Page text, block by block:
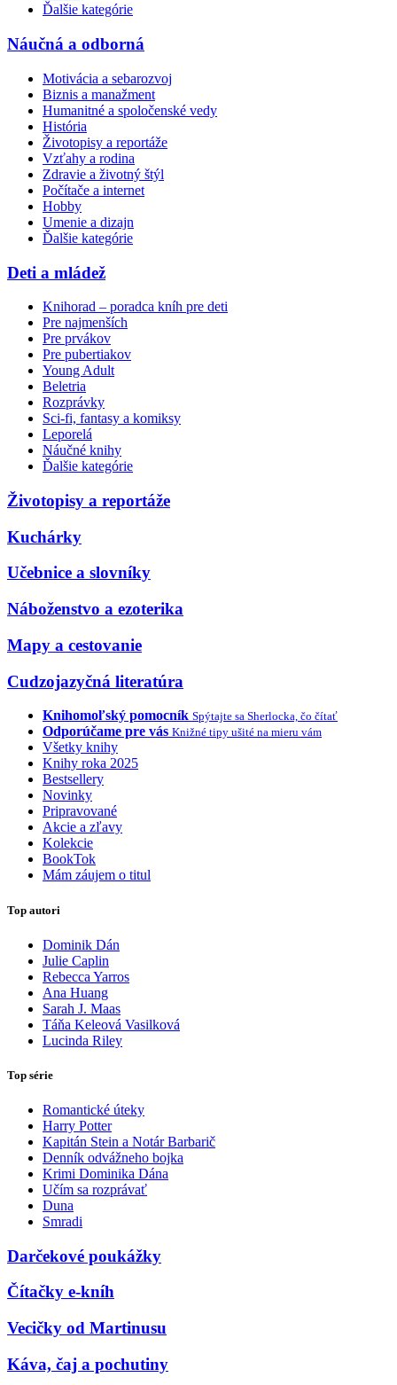
Ďalšie kategórie
Náučná a odborná
Motivácia a sebarozvoj
Biznis a manažment
Humanitné a spoločenské vedy
História
Životopisy a reportáže
Vzťahy a rodina
Zdravie a životný štýl
Počítače a internet
Hobby
Umenie a dizajn
Ďalšie kategórie
Deti a mládež
Knihorad – poradca kníh pre deti
Pre najmenších
Pre prvákov
Pre pubertiakov
Young Adult
Beletria
Rozprávky
Sci-fi, fantasy a komiksy
Leporelá
Náučné knihy
Ďalšie kategórie
Životopisy a reportáže
Kuchárky
Učebnice a slovníky
Náboženstvo a ezoterika
Mapy a cestovanie
Cudzojazyčná literatúra
Knihomoľský pomocník Spýtajte sa Sherlocka, čo čítať
Odporúčame pre vás Knižné tipy ušité na mieru vám
Všetky knihy
Knihy roka 2025
Bestsellery
Novinky
Pripravované
Akcie a zľavy
Kolekcie
BookTok
Mám záujem o titul
Top autori
Dominik Dán
Julie Caplin
Rebecca Yarros
Ana Huang
Sarah J. Maas
Táňa Keleová Vasilková
Lucinda Riley
Top série
Romantické úteky
Harry Potter
Kapitán Stein a Notár Barbarič
Denník odvážneho bojka
Krimi Dominika Dána
Učím sa rozprávať
Duna
Smradi
Darčekové poukážky
Čítačky e-kníh
Vecičky od Martinusu
Káva, čaj a pochutiny